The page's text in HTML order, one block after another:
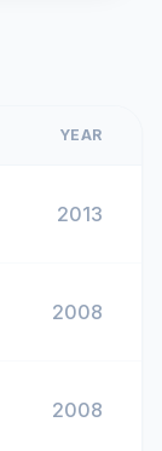
YEAR
2013
2008
2008